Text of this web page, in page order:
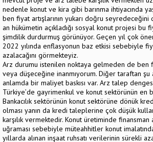
nedenle konut ve kira gibi barınma ihtiyacında
ben fiyat artışlarının yukarı doğru seyredeceğini
an hükümetin açıkladığı sosyal konut projesi bu
şimdilik durdurmuş görünüyor. Geçen yıl çok
2022 yılında enflasyonun baz etkisi sebebiyle
azalacağını görmekteyiz.
Arz durumu istenilen noktaya gelmeden de ben
veya düşeceğine inanmıyorum. Diğer taraftan şu
anlamda bir maliyet baskısı var. Arz talep
Türkiye’de gayrimenkul ve konut sektörünün en
Bankacılık sektörünün konut sektörüne dönük
olması yanın da kredi taleplerine çok düşük
karşılık vermektedir. Konut üretiminde finansman
uğraması sebebiyle müteahhitler konut
yıllarda alınan inşaat ruhsatı verilerinin sürekli